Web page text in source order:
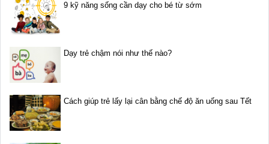
9 kỹ năng sống cần dạy cho bé từ sớm
Dạy trẻ chậm nói như thế nào?
Cách giúp trẻ lấy lại cân bằng chế độ ăn uống sau Tết